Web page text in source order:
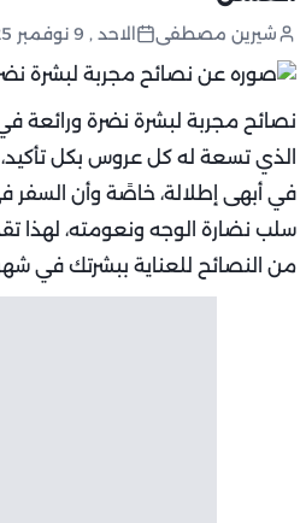
شيرين مصطفى الاحد , 9 نوفمبر 2025 ,11:00 ص
نصائح مجربة لبشرة نضرة ورائعة
الذي تسعة له كل عروس بكل تأكيد،
في أبهى إطلالة، خاصًة وأن
سلب نضارة الوجه ونعومته، لهذا
من النصائح للعناية ببشرتك في